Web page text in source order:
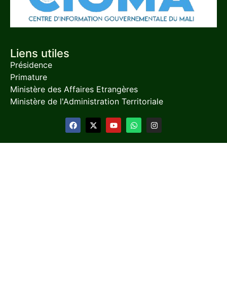
Liens utiles
Présidence
Primature
Ministère des Affaires Etrangères
Ministère de l'Administration Territoriale